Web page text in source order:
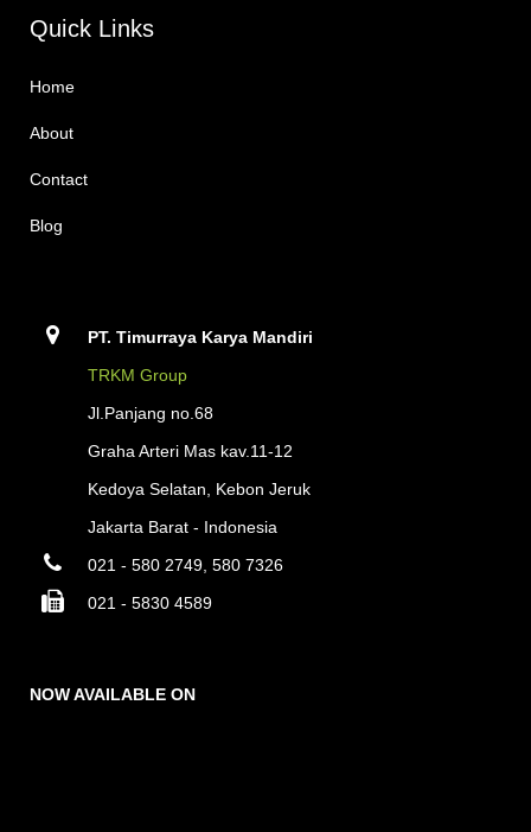
Quick Links
Home
About
Contact
Blog
PT. Timurraya Karya Mandiri
TRKM Group
Jl.Panjang no.68
Graha Arteri Mas kav.11-12
Kedoya Selatan, Kebon Jeruk
Jakarta Barat - Indonesia
021 - 580 2749, 580 7326
021 - 5830 4589
NOW AVAILABLE ON